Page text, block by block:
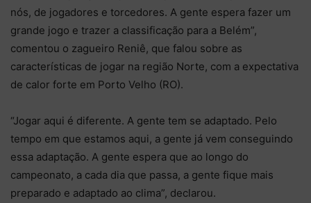
nós, de jogadores e torcedores. A gente espera fazer um
grande jogo e trazer a classificação para a Belém”,
comentou o zagueiro Reniê, que falou sobre as
características de jogar na região Norte, com a expectativa
de calor forte em Porto Velho (RO).
“Jogar aqui é diferente. A gente tem se adaptado. Pelo
tempo em que estamos aqui, a gente já vem conseguindo
essa adaptação. A gente espera que ao longo do
campeonato, a cada dia que passa, a gente fique mais
preparado e adaptado ao clima”, declarou.